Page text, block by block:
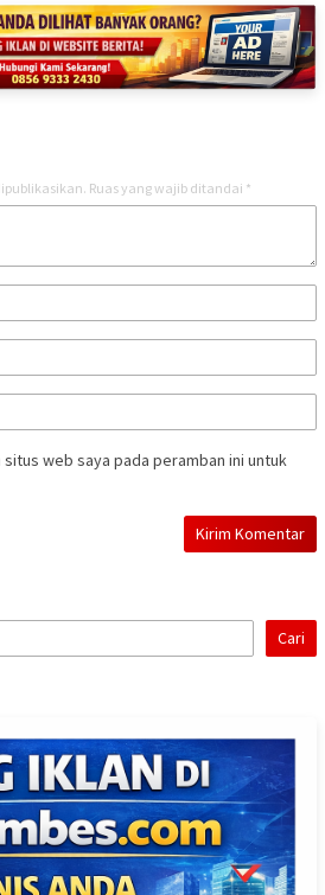
Ruas yang wajib ditandai *
situs web saya pada peramban ini untuk
Cari